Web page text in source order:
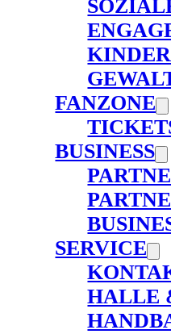
FANZONE
BUSINESS
SERVICE
HALLE